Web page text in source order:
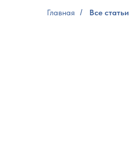
Главная / Все статьи